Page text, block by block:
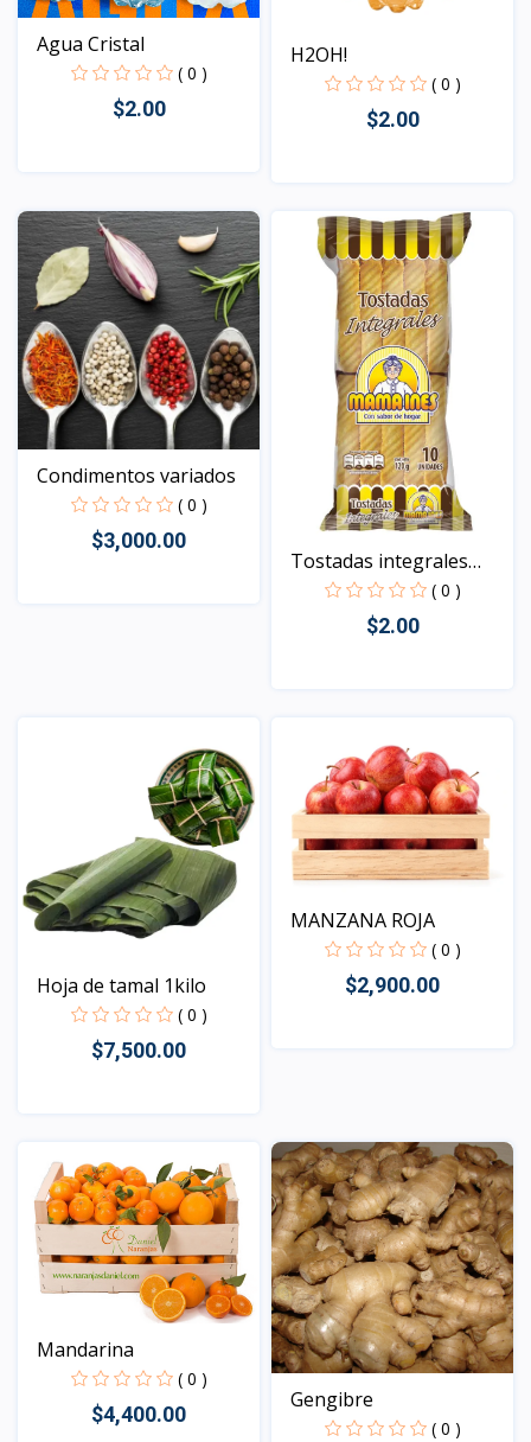
Agua Cristal
( 0 )
$2.00
H2OH!
( 0 )
$2.00
Condimentos variados
( 0 )
$3,000.00
Tostadas integrales
mam...
( 0 )
$2.00
Hoja de tamal 1kilo
( 0 )
$7,500.00
MANZANA ROJA
( 0 )
$2,900.00
Mandarina
( 0 )
$4,400.00
Gengibre
( 0 )